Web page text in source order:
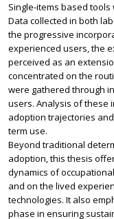
Single-items based
Data collected in both
the progressive
experienced users, the
perceived as an
concentrated on the
were gathered through
users. Analysis of these
adoption trajectories
term use.
Beyond traditional
adoption, this thesis
dynamics of
and on the lived
technologies. It also
phase in ensuring